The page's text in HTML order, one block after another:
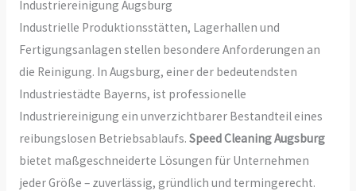
Industriereinigung Augsburg
Industrielle Produktionsstätten, Lagerhallen und
Fertigungsanlagen stellen besondere Anforderungen an
die Reinigung. In Augsburg, einer der bedeutendsten
Industriestädte Bayerns, ist professionelle
Industriereinigung ein unverzichtbarer Bestandteil eines
reibungslosen Betriebsablaufs. Speed Cleaning Augsburg
bietet maßgeschneiderte Lösungen für Unternehmen
jeder Größe – zuverlässig, gründlich und termingerecht.